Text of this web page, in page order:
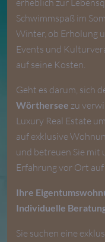
erheblich zur
Schwimmspaß im
Winter, ob Erholung
Events und
auf seine Kosten.
Geht es darum, sich
Wörthersee zu
Luxury Real Estate
auf exklusive
und betreuen Sie mit
Erfahrung vor Ort
Ihre
Individuelle
Sie suchen eine